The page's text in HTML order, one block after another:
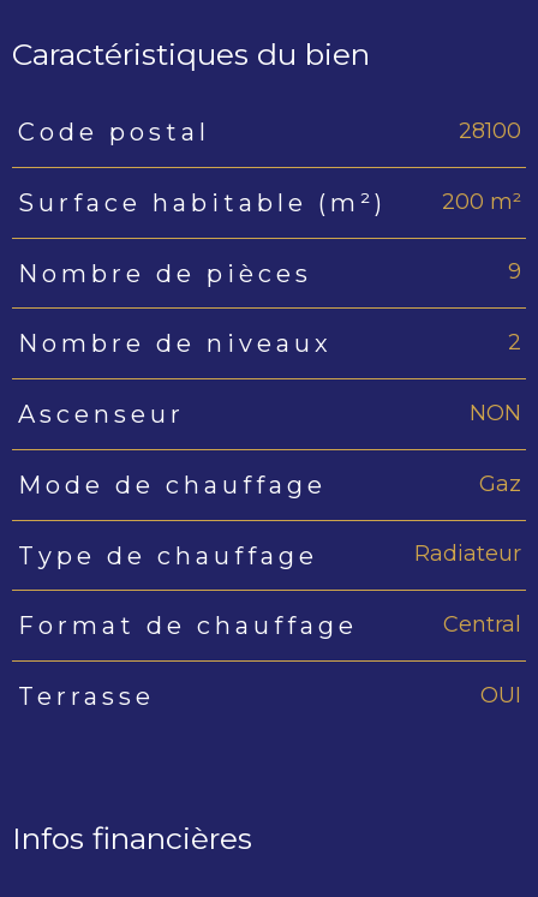
Caractéristiques du bien
Caractéristiques
Code postal 28100
Surface habitable (m²) 200 m²
Nombre de pièces 9
Nombre de niveaux 2
Ascenseur NON
Mode de chauffage Gaz
Type de chauffage Radiateur
Format de chauffage Central
Terrasse OUI
Infos financières